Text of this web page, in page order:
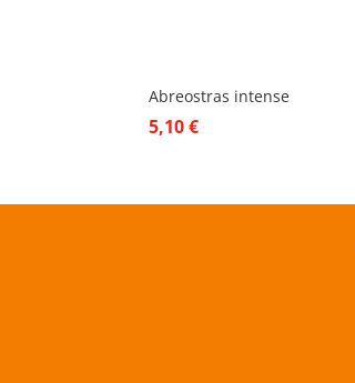
Abreostras intense
5,10€